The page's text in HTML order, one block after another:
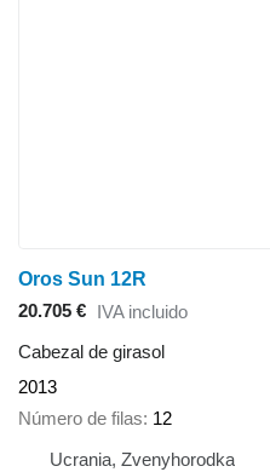
Oros Sun 12R
20.705 € IVA incluido
Cabezal de girasol
2013
Número de filas 12
Ucrania, Zvenyhorodka